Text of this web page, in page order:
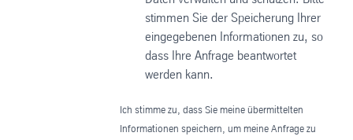
stimmen Sie der Speicherung Ihrer
eingegebenen Informationen zu, so
dass Ihre Anfrage beantwortet
werden kann.
Ich stimme zu, dass Sie meine übermittelten
Informationen speichern, um meine Anfrage zu